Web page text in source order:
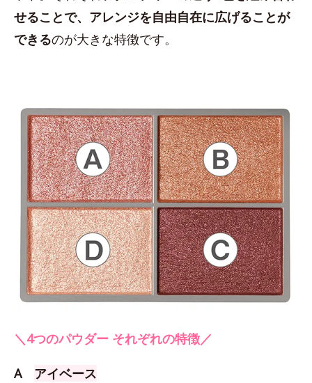
せることで、アレンジを自由自在に広げることが
できるのが大きな特徴です。
＼4つのパウダー それぞれの特徴／
A
アイベース